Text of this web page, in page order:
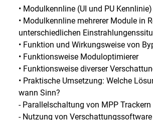
• Modulkennline (UI und PU Kennlinie)
• Modulkennline mehrerer Module in
unterschiedlichen
• Funktion und Wirkungsweise von
• Funktionsweise Moduloptimierer
• Funktionsweise diverser
• Praktische Umsetzung: Welche
wann Sinn?
- Parallelschaltung von MPP Trackern
- Nutzung von Verschattungssoftware